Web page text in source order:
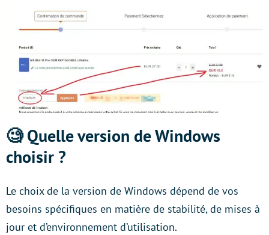
🧐Quelle version de Windows
choisir ?
Le choix de la version de Windows dépend de vos
besoins spécifiques en matière de stabilité, de mises à
jour et d’environnement d’utilisation.